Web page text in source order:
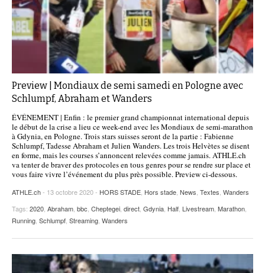
Preview | Mondiaux de semi samedi en Pologne avec
Schlumpf, Abraham et Wanders
ÉVÉNEMENT | Enfin : le premier grand championnat international depuis
le début de la crise a lieu ce week-end avec les Mondiaux de semi-marathon
à Gdynia, en Pologne. Trois stars suisses seront de la partie : Fabienne
Schlumpf, Tadesse Abraham et Julien Wanders. Les trois Helvètes se disent
en forme, mais les courses s’annoncent relevées comme jamais. ATHLE.ch
va tenter de braver des protocoles en tous genres pour se rendre sur place et
vous faire vivre l’événement du plus près possible. Preview ci-dessous.
ATHLE.ch- 13 octobre 2020 - HORS STADE Hors stade News Textes Wanders
Tags: 2020 Abraham bbc Cheptegei direct Gdynia Half Livestream Marathon
Running Schlumpf Streaming Wanders